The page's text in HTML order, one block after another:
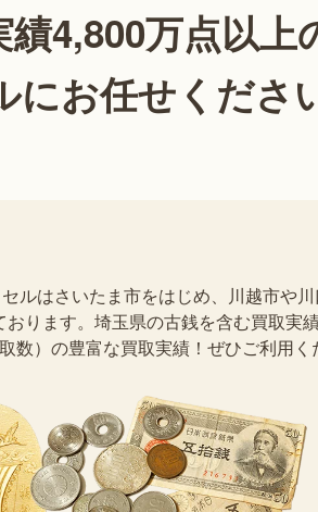
績4,800万点以上
にお任せくださ
ルはさいたま市をはじめ、川越市や
ります。埼玉県の古銭を含む買取実
数）の豊富な買取実績！ぜひご利用く